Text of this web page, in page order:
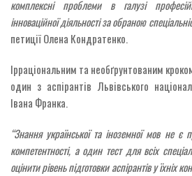
комплексні проблеми в галузі
інноваційної діяльності за обраною
петиції Олена Кондратенко.
Ірраціональним та необґрунтованим
один з аспірантів Львівського
Івана Франка.
“Знання української та іноземної мов не є
компетентності, а один тест для всіх
оцінити рівень підготовки аспірантів у їхніх